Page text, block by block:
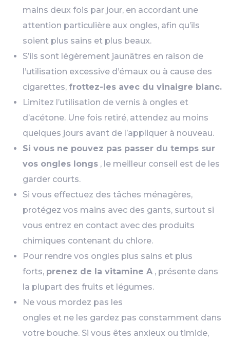
mains deux fois par jour, en accordant une
attention particulière aux ongles, afin qu’ils
soient plus sains et plus beaux.
S’ils sont légèrement jaunâtres en raison de
l’utilisation excessive d’émaux ou à cause des
cigarettes, frottez-les avec du vinaigre blanc.
Limitez l’utilisation de vernis à ongles et
d’acétone. Une fois retiré, attendez au moins
quelques jours avant de l’appliquer à nouveau.
Si vous ne pouvez pas passer du temps sur
vos ongles longs , le meilleur conseil est de les
garder courts.
Si vous effectuez des tâches ménagères,
protégez vos mains avec des gants, surtout si
vous entrez en contact avec des produits
chimiques contenant du chlore.
Pour rendre vos ongles plus sains et plus
forts, prenez de la vitamine A , présente dans
la plupart des fruits et légumes.
Ne vous mordez pas les
ongles et ne les gardez pas constamment dans
votre bouche. Si vous êtes anxieux ou timide,